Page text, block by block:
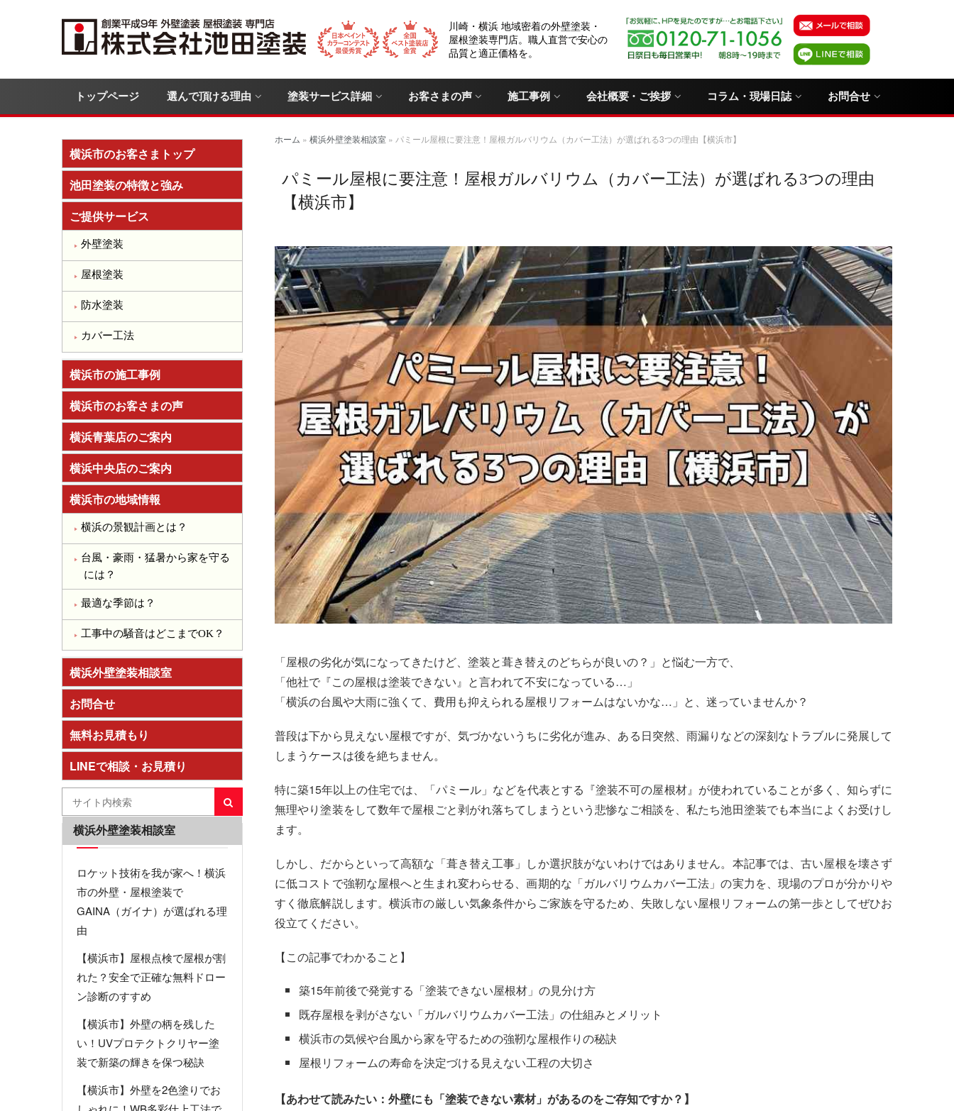
川崎・横浜 地域密着の外壁塗装・
屋根塗装専門店。職人直営で安心の
品質と適正価格を。
トップページ 選んで頂ける理由 塗装サービス詳細 お客さまの声 施工事例 会社概要・ご挨拶 コラム・現場日誌 お問合せ
ホーム » 横浜外壁塗装相談室 » パミール屋根に要注意！屋根ガルバリウム（カバー工法）が選ばれる3つの理由【横浜市】
パミール屋根に要注意！屋根ガルバリウム（カバー工法）が選ばれる3つの理由
【横浜市】
「屋根の劣化が気になってきたけど、塗装と葺き替えのどちらが良いの？」と悩む一方で、
「他社で『この屋根は塗装できない』と言われて不安になっている…」
「横浜の台風や大雨に強くて、費用も抑えられる屋根リフォームはないかな…」と、迷っていませんか？
普段は下から見えない屋根ですが、気づかないうちに劣化が進み、ある日突然、雨漏りなどの深刻なトラブルに発展して
しまうケースは後を絶ちません。
特に築15年以上の住宅では、「パミール」などを代表とする『塗装不可の屋根材』が使われていることが多く、知らずに
無理やり塗装をして数年で屋根ごと剥がれ落ちてしまうという悲惨なご相談を、私たち池田塗装でも本当によくお受けし
ます。
しかし、だからといって高額な「葺き替え工事」しか選択肢がないわけではありません。本記事では、古い屋根を壊さず
に低コストで強靭な屋根へと生まれ変わらせる、画期的な「ガルバリウムカバー工法」の実力を、現場のプロが分かりや
すく徹底解説します。横浜市の厳しい気象条件からご家族を守るため、失敗しない屋根リフォームの第一歩としてぜひお
役立てください。
【この記事でわかること】
築15年前後で発覚する「塗装できない屋根材」の見分け方
既存屋根を剥がさない「ガルバリウムカバー工法」の仕組みとメリット
横浜市の気候や台風から家を守るための強靭な屋根作りの秘訣
屋根リフォームの寿命を決定づける見えない工程の大切さ
【あわせて読みたい：外壁にも「塗装できない素材」があるのをご存知ですか？】
横浜市のお客さまトップ
池田塗装の特徴と強み
ご提供サービス
外壁塗装
屋根塗装
防水塗装
カバー工法
横浜市の施工事例
横浜市のお客さまの声
横浜青葉店のご案内
横浜中央店のご案内
横浜市の地域情報
横浜の景観計画とは？
台風・豪雨・猛暑から家を守る
には？
最適な季節は？
工事中の騒音はどこまでOK？
横浜外壁塗装相談室
お問合せ
無料お見積もり
LINEで相談・お見積り
横浜外壁塗装相談室
ロケット技術を我が家へ！横浜
市の外壁・屋根塗装で
GAINA（ガイナ）が選ばれる理
由
【横浜市】屋根点検で屋根が割
れた？安全で正確な無料ドロー
ン診断のすすめ
【横浜市】外壁の柄を残した
い！UVプロテクトクリヤー塗
装で新築の輝きを保つ秘訣
【横浜市】外壁を2色塗りでお